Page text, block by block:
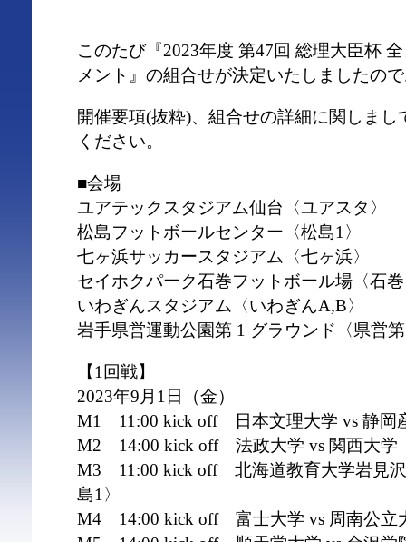
このたび『2023年度 第47回 総理大臣杯
メント』の組合せが決定いたしましたの
開催要項(抜粋)、組合せの詳細に関しま
ください。
■会場
ユアテックスタジアム仙台〈ユアスタ〉
松島フットボールセンター〈松島1〉
七ヶ浜サッカースタジアム〈七ヶ浜〉
セイホクパーク石巻フットボール場〈石
いわぎんスタジアム〈いわぎんA,B〉
岩手県営運動公園第 1 グラウンド〈県営
【1回戦】
2023年9月1日（金）
M1 11:00 kick off 日本文理大学 vs 静岡
M2 14:00 kick off 法政大学 vs 関西大学
M3 11:00 kick off 北海道教育大学岩見沢
島1〉
M4 14:00 kick off 富士大学 vs 周南公立